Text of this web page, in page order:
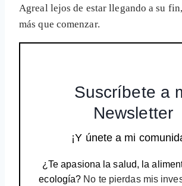
Agreal lejos de estar llegando a su
más que comenzar.
Suscríbete a
Newsletter
¡Y únete a mi
¿Te apasiona la salud, la
ecología? No te pierdas mis